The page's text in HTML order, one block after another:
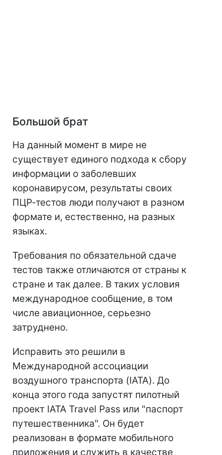
Большой брат
На данный момент в мире не
существует единого подхода к сбору
информации о заболевших
коронавирусом, результаты своих
ПЦР-тестов люди получают в разном
формате и, естественно, на разных
языках.
Требования по обязательной сдаче
тестов также отличаются от страны к
стране и так далее. В таких условия
международное сообщение, в том
числе авиационное, серьезно
затруднено.
Исправить это решили в
Международной ассоциации
воздушного транспорта (IATA). До
конца этого года запустят пилотный
проект IATA Travel Pass или "паспорт
путешественника". Он будет
реализован в формате мобильного
приложения и служить в качестве